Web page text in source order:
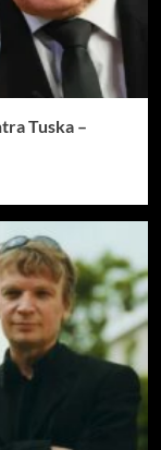
Tuska –